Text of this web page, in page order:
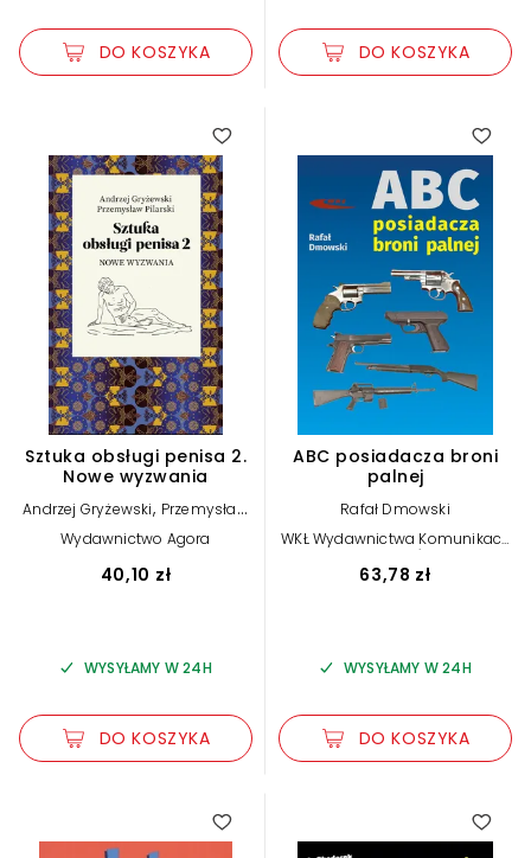
DO KOSZYKA DO KOSZYKA
Sztuka obsługi penisa 2.
Nowe wyzwania
Andrzej Gryżewski, Przemysław
Pilarski
Wydawnictwo Agora
40,10 zł
WYSYŁAMY W 24H
DO KOSZYKA
ABC posiadacza broni
palnej
Rafał Dmowski
WKŁ Wydawnictwa Komunikacji
i Łączności
63,78 zł
WYSYŁAMY W 24H
DO KOSZYKA